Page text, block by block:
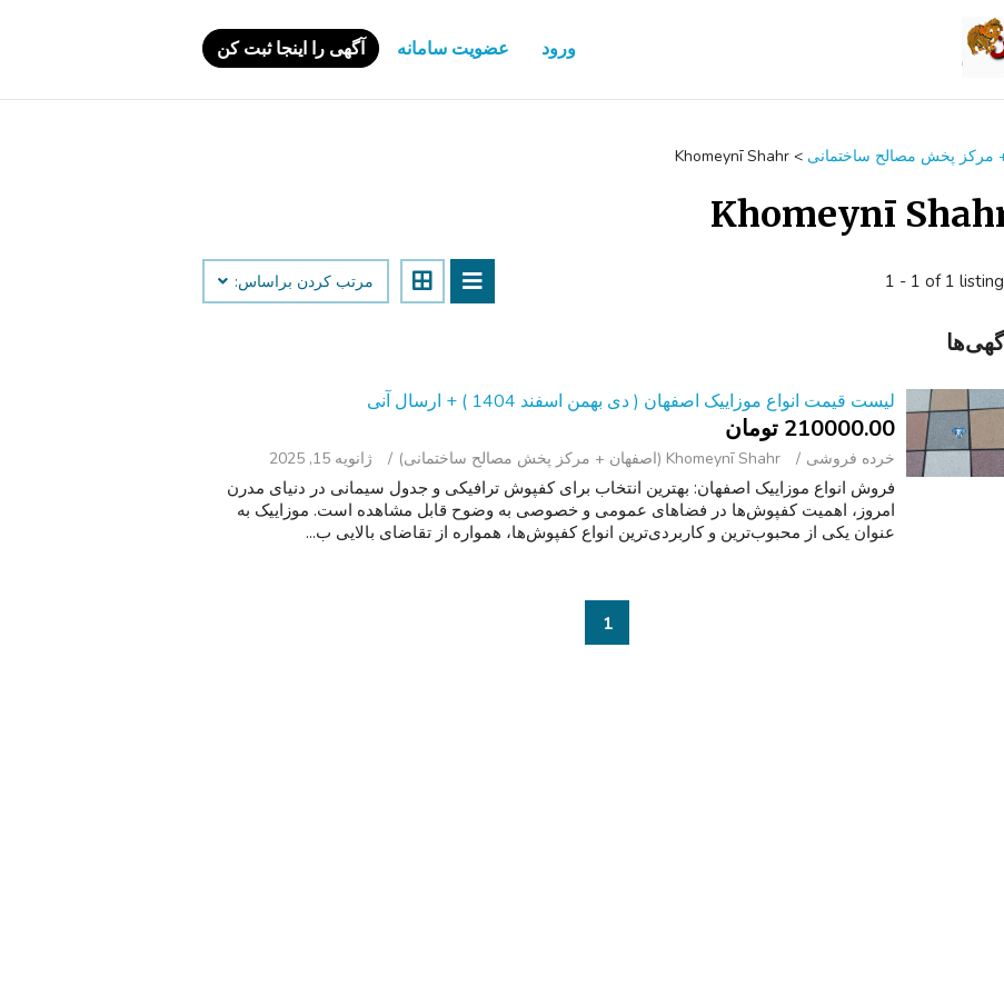
ورود عضویت سامانه آگهی را اینجا ثبت کن
مرکز پخش مصالح ساختمانی >
Khomeynī Shahr
Khomeynī
1 - 1 of 1 مرتب کردن براساس:
لیست قیمت انواع موزاییک اصفهان ( دی بهمن اسفند 1404 ) + ارسال آنی
210000.00 تومان
خرده فروشی Khomeynī Shahr (اصفهان + مرکز پخش مصالح ساختمانی) ژانویه 15, 2025
فروش انواع موزاییک اصفهان: بهترین انتخاب برای کفپوش ترافیکی و جدول سیمانی در دنیای مدرن
امروز، اهمیت کفپوش‌ها در فضاهای عمومی و خصوصی به وضوح قابل مشاهده است. موزاییک به
عنوان یکی از محبوب‌ترین و کاربردی‌ترین انواع کفپوش‌ها، همواره از تقاضای بالایی ب...
1